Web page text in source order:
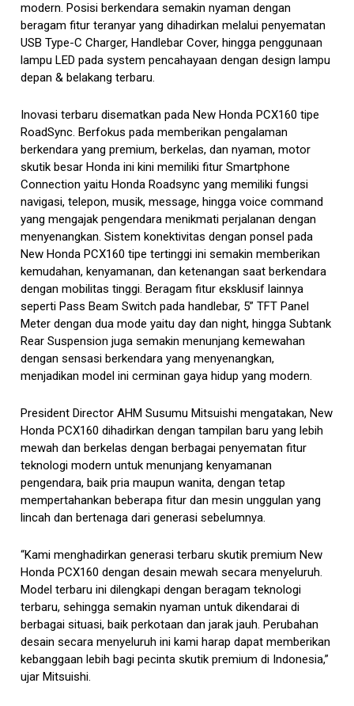
modern. Posisi berkendara semakin nyaman dengan
beragam fitur teranyar yang dihadirkan melalui penyematan
USB Type-C Charger, Handlebar Cover, hingga penggunaan
lampu LED pada system pencahayaan dengan design lampu
depan & belakang terbaru.
Inovasi terbaru disematkan pada New Honda PCX160 tipe
RoadSync. Berfokus pada memberikan pengalaman
berkendara yang premium, berkelas, dan nyaman, motor
skutik besar Honda ini kini memiliki fitur Smartphone
Connection yaitu Honda Roadsync yang memiliki fungsi
navigasi, telepon, musik, message, hingga voice command
yang mengajak pengendara menikmati perjalanan dengan
menyenangkan. Sistem konektivitas dengan ponsel pada
New Honda PCX160 tipe tertinggi ini semakin memberikan
kemudahan, kenyamanan, dan ketenangan saat berkendara
dengan mobilitas tinggi. Beragam fitur eksklusif lainnya
seperti Pass Beam Switch pada handlebar, 5” TFT Panel
Meter dengan dua mode yaitu day dan night, hingga Subtank
Rear Suspension juga semakin menunjang kemewahan
dengan sensasi berkendara yang menyenangkan,
menjadikan model ini cerminan gaya hidup yang modern.
President Director AHM Susumu Mitsuishi mengatakan, New
Honda PCX160 dihadirkan dengan tampilan baru yang lebih
mewah dan berkelas dengan berbagai penyematan fitur
teknologi modern untuk menunjang kenyamanan
pengendara, baik pria maupun wanita, dengan tetap
mempertahankan beberapa fitur dan mesin unggulan yang
lincah dan bertenaga dari generasi sebelumnya.
“Kami menghadirkan generasi terbaru skutik premium New
Honda PCX160 dengan desain mewah secara menyeluruh.
Model terbaru ini dilengkapi dengan beragam teknologi
terbaru, sehingga semakin nyaman untuk dikendarai di
berbagai situasi, baik perkotaan dan jarak jauh. Perubahan
desain secara menyeluruh ini kami harap dapat memberikan
kebanggaan lebih bagi pecinta skutik premium di Indonesia,”
ujar Mitsuishi.